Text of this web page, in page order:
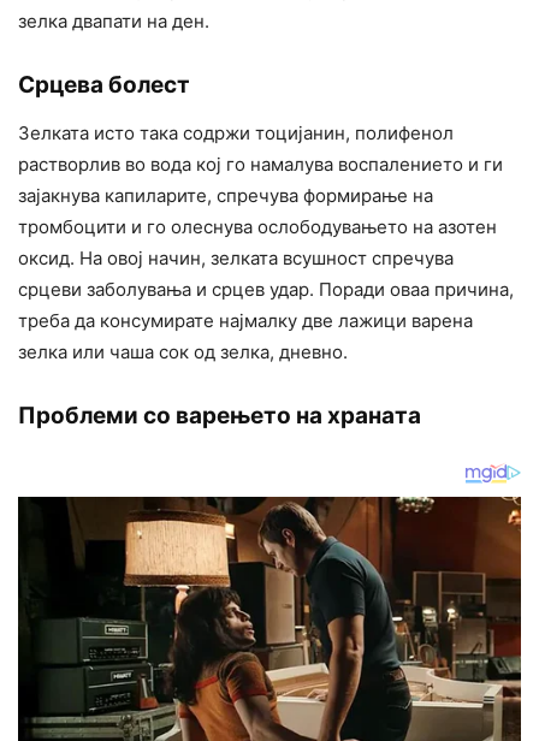
зелка двапати на ден.
Срцева болест
Зелката исто така содржи тоцијанин, полифенол
растворлив во вода кој го намалува воспалението и ги
зајакнува капиларите, спречува формирање на
тромбоцити и го олеснува ослободувањето на азотен
оксид. На овој начин, зелката всушност спречува
срцеви заболувања и срцев удар. Поради оваа причина,
треба да консумирате најмалку две лажици варена
зелка или чаша сок од зелка, дневно.
Проблеми со варењето на храната